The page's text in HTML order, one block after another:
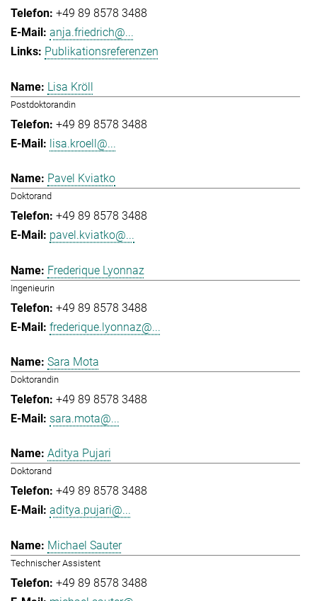
+49 89 8578 3488
anja.friedrich@...
Publikationsreferenzen
Lisa Kröll
Postdoktorandin
+49 89 8578 3488
lisa.kroell@...
Pavel Kviatko
Doktorand
+49 89 8578 3488
pavel.kviatko@...
Frederique Lyonnaz
Ingenieurin
+49 89 8578 3488
frederique.lyonnaz@...
Sara Mota
Doktorandin
+49 89 8578 3488
sara.mota@...
Aditya Pujari
Doktorand
+49 89 8578 3488
aditya.pujari@...
Michael Sauter
Technischer Assistent
+49 89 8578 3488